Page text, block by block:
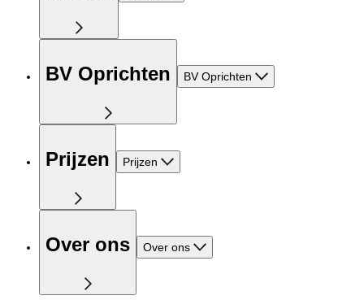
BV Oprichten BV Oprichten
Prijzen Prijzen
Over ons Over ons